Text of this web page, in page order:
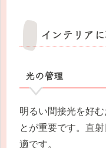
インテリア
光の管理
明るい間接光を好
とが重要です。直
適です。